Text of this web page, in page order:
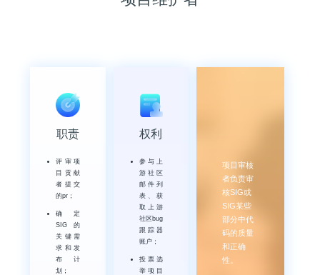
职责
评审项
目贡献
者提交
的pr；
确定
SIG的
关键需
求和发
布计
划；
权利
参与上
游社区
邮件列
表、获
取上游
社区bug
跟踪器
账户；
投票选
举项目
项目审核
者负责审
核SIG或
SIG某些
部分中代
码的质量
和正确
性。